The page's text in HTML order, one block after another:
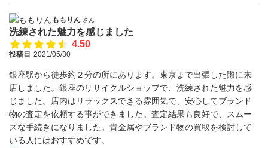
ももりん さん
洗練された魅力を感じました
4.50
投稿日 2021/05/30
銀座駅から徒歩約２分の所にあります。東京まで出張した際に来
店しました。銀座のリサイクルショップで、洗練された魅力を感
じました。店内はリラックスできる雰囲気で、安心してブランド
物の査定を依頼する事ができました。査定結果も良好で、スムー
ズな手続きになりました。貴金属やブランド物の買取を検討して
いる人にはおすすめです。